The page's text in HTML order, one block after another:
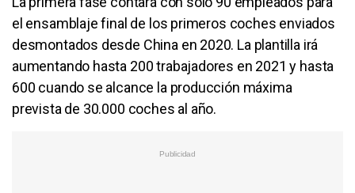
el ensamblaje final de los primeros coches enviados
desmontados desde China en 2020. La plantilla irá
aumentando hasta 200 trabajadores en 2021 y hasta
600 cuando se alcance la producción máxima
prevista de 30.000 coches al año.